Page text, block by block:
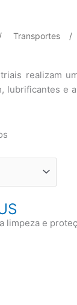
/ Transportes /
realizam
lubrificantes e
limpeza e